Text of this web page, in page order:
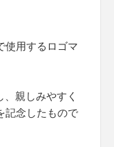
使用するロゴマ
親しみやすく
記念したもので